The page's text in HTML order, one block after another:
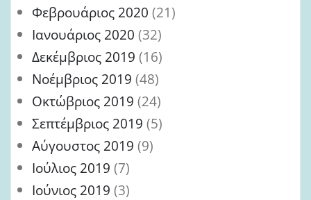
Φεβρουάριος 2020 (21)
Ιανουάριος 2020 (32)
Δεκέμβριος 2019 (16)
Νοέμβριος 2019 (48)
Οκτώβριος 2019 (24)
Σεπτέμβριος 2019 (5)
Αύγουστος 2019 (9)
Ιούλιος 2019 (7)
Ιούνιος 2019 (3)